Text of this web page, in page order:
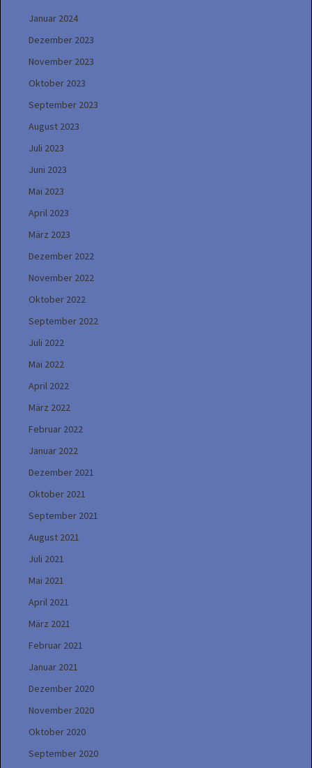
Januar 2024
Dezember 2023
November 2023
Oktober 2023
September 2023
August 2023
Juli 2023
Juni 2023
Mai 2023
April 2023
März 2023
Dezember 2022
November 2022
Oktober 2022
September 2022
Juli 2022
Mai 2022
April 2022
März 2022
Februar 2022
Januar 2022
Dezember 2021
Oktober 2021
September 2021
August 2021
Juli 2021
Mai 2021
April 2021
März 2021
Februar 2021
Januar 2021
Dezember 2020
November 2020
Oktober 2020
September 2020